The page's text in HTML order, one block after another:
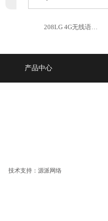
208LG 4G无线语…
产品中心
技术支持： 源派网络